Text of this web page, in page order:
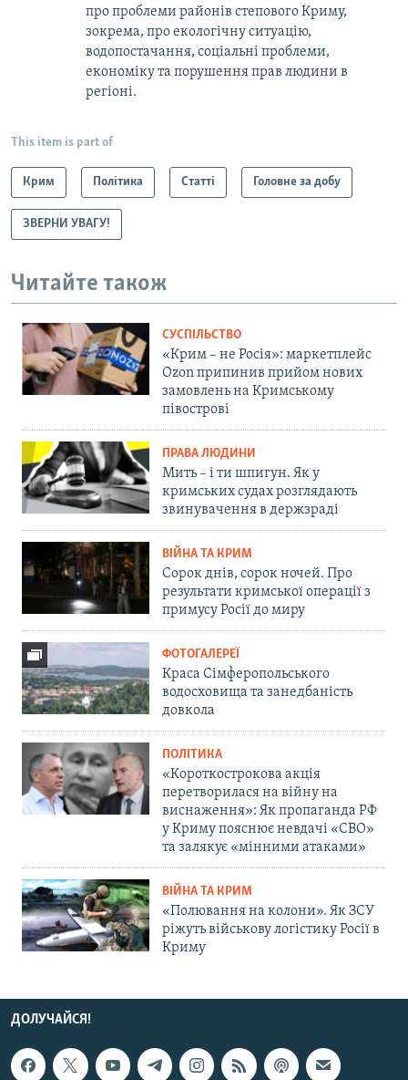
про проблеми районів степового Криму,
зокрема, про екологічну ситуацію,
водопостачання, соціальні проблеми,
економіку та порушення прав людини в
регіоні.
This item is part of
Крим Політика Статті Головне за добу
ЗВЕРНИ УВАГУ!
Читайте також
СУСПІЛЬСТВО
«Крим – не Росія»: маркетплейс
Ozon припинив прийом нових
замовлень на Кримському
півострові
ПРАВА ЛЮДИНИ
Мить – і ти шпигун. Як у
кримських судах розглядають
звинувачення в держзраді
ВІЙНА ТА КРИМ
Сорок днів, сорок ночей. Про
результати кримської операції з
примусу Росії до миру
ФОТОГАЛЕРЕЇ
Краса Сімферопольського
водосховища та занедбаність
довкола
ПОЛІТИКА
«Короткострокова акція
перетворилася на війну на
виснаження»: Як пропаганда РФ
у Криму пояснює невдачі «СВО»
та залякує «мінними атаками»
ВІЙНА ТА КРИМ
«Полювання на колони». Як ЗСУ
ріжуть військову логістику Росії в
Криму
ДОЛУЧАЙСЯ!